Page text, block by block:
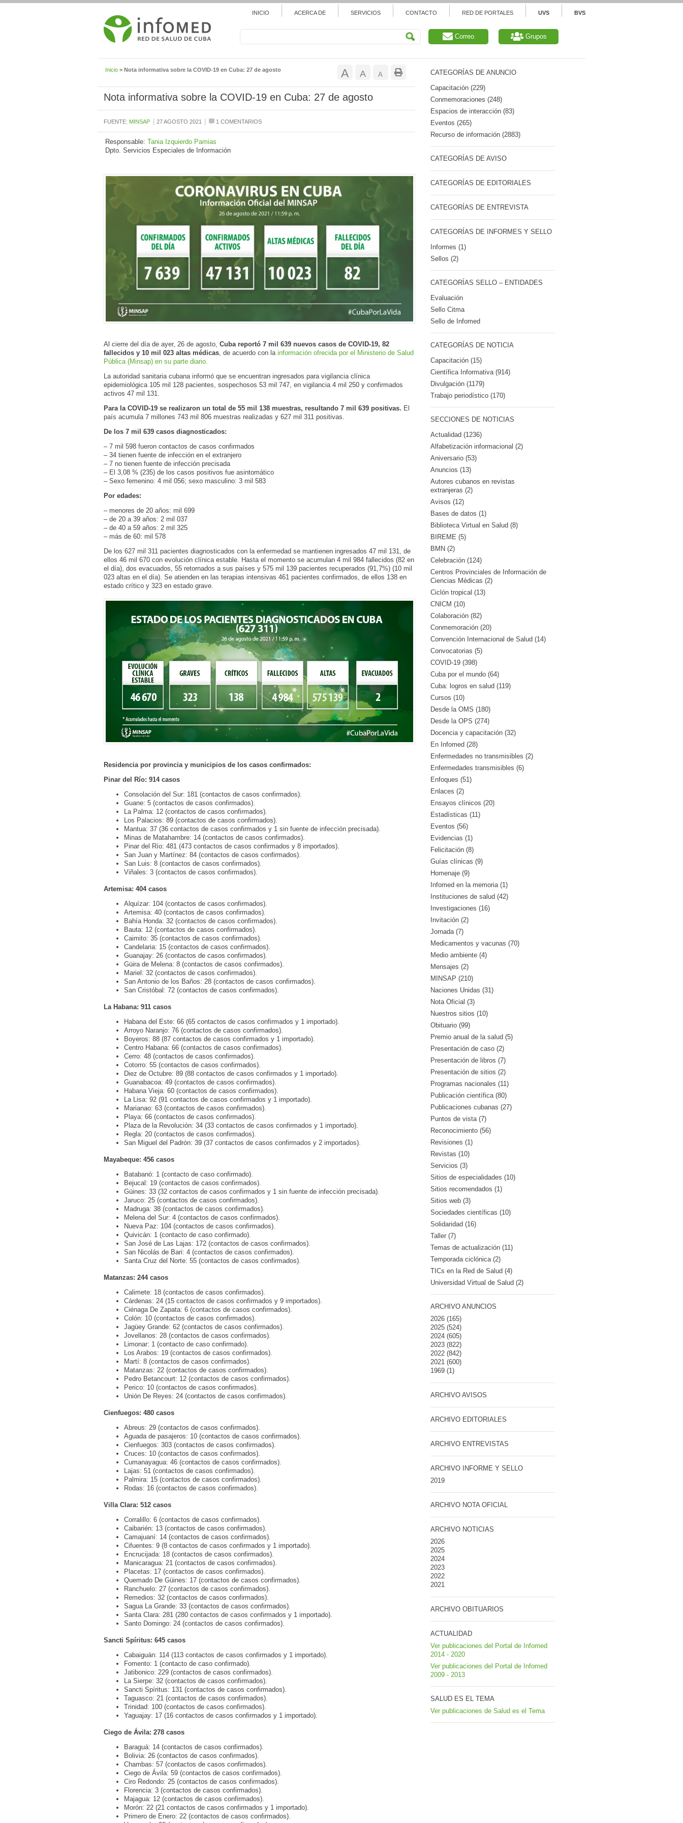
INICIO ACERCA DE SERVICIOS CONTACTO RED DE PORTALES UVS BVS
Correo Grupos
Inicio > Nota informativa sobre la COVID-19 en Cuba: 27 de agosto
A Reducir
ARestablecer
tamaño
de
fuente
AAumentar
tamaño
de
Nota informativa sobre la COVID-19 en Cuba: 27 de agosto
FUENTE: MINSAP 27 AGOSTO 2021 1 COMENTARIOS
Responsable: Tania Izquierdo Pamias
Dpto. Servicios Especiales de Información
Al cierre del día de ayer, 26 de agosto, Cuba reportó 7 mil 639 nuevos casos de COVID-19, 82
fallecidos y 10 mil 023 altas médicas, de acuerdo con la información ofrecida por el Ministerio de Salud
Pública (Minsap) en su parte diario.
La autoridad sanitaria cubana informó que se encuentran ingresados para vigilancia clínica
epidemiológica 105 mil 128 pacientes, sospechosos 53 mil 747, en vigilancia 4 mil 250 y confirmados
activos 47 mil 131.
Para la COVID-19 se realizaron un total de 55 mil 138 muestras, resultando 7 mil 639 positivas. El
país acumula 7 millones 743 mil 806 muestras realizadas y 627 mil 311 positivas.
De los 7 mil 639 casos diagnosticados:
– 7 mil 598 fueron contactos de casos confirmados
– 34 tienen fuente de infección en el extranjero
– 7 no tienen fuente de infección precisada
– El 3,08 % (235) de los casos positivos fue asintomático
– Sexo femenino: 4 mil 056; sexo masculino: 3 mil 583
Por edades:
– menores de 20 años: mil 699
– de 20 a 39 años: 2 mil 037
– de 40 a 59 años: 2 mil 325
– más de 60: mil 578
De los 627 mil 311 pacientes diagnosticados con la enfermedad se mantienen ingresados 47 mil 131, de
ellos 46 mil 670 con evolución clínica estable. Hasta el momento se acumulan 4 mil 984 fallecidos (82 en
el día), dos evacuados, 55 retornados a sus países y 575 mil 139 pacientes recuperados (91,7%) (10 mil
023 altas en el día). Se atienden en las terapias intensivas 461 pacientes confirmados, de ellos 138 en
estado crítico y 323 en estado grave.
Residencia por provincia y municipios de los casos confirmados:
Pinar del Río: 914 casos
Consolación del Sur: 181 (contactos de casos confirmados).
Guane: 5 (contactos de casos confirmados).
La Palma: 12 (contactos de casos confirmados).
Los Palacios: 89 (contactos de casos confirmados).
Mantua: 37 (36 contactos de casos confirmados y 1 sin fuente de infección precisada).
Minas de Matahambre: 14 (contactos de casos confirmados).
Pinar del Río: 481 (473 contactos de casos confirmados y 8 importados).
San Juan y Martínez: 84 (contactos de casos confirmados).
San Luis: 8 (contactos de casos confirmados).
Viñales: 3 (contactos de casos confirmados).
Artemisa: 404 casos
Alquízar: 104 (contactos de casos confirmados).
Artemisa: 40 (contactos de casos confirmados).
Bahía Honda: 32 (contactos de casos confirmados).
Bauta: 12 (contactos de casos confirmados).
Caimito: 35 (contactos de casos confirmados).
Candelaria: 15 (contactos de casos confirmados).
Guanajay: 26 (contactos de casos confirmados).
Güira de Melena: 8 (contactos de casos confirmados).
Mariel: 32 (contactos de casos confirmados).
San Antonio de los Baños: 28 (contactos de casos confirmados).
San Cristóbal: 72 (contactos de casos confirmados).
La Habana: 911 casos
Habana del Este: 66 (65 contactos de casos confirmados y 1 importado).
Arroyo Naranjo: 76 (contactos de casos confirmados).
Boyeros: 88 (87 contactos de casos confirmados y 1 importado).
Centro Habana: 66 (contactos de casos confirmados).
Cerro: 48 (contactos de casos confirmados).
Cotorro: 55 (contactos de casos confirmados).
Diez de Octubre: 89 (88 contactos de casos confirmados y 1 importado).
Guanabacoa: 49 (contactos de casos confirmados).
Habana Vieja: 60 (contactos de casos confirmados).
La Lisa: 92 (91 contactos de casos confirmados y 1 importado).
Marianao: 63 (contactos de casos confirmados).
Playa: 66 (contactos de casos confirmados).
Plaza de la Revolución: 34 (33 contactos de casos confirmados y 1 importado).
Regla: 20 (contactos de casos confirmados).
San Miguel del Padrón: 39 (37 contactos de casos confirmados y 2 importados).
Mayabeque: 456 casos
Batabanó: 1 (contacto de caso confirmado).
Bejucal: 19 (contactos de casos confirmados).
Güines: 33 (32 contactos de casos confirmados y 1 sin fuente de infección precisada).
Jaruco: 25 (contactos de casos confirmados).
Madruga: 38 (contactos de casos confirmados).
Melena del Sur: 4 (contactos de casos confirmados).
Nueva Paz: 104 (contactos de casos confirmados).
Quivicán: 1 (contacto de caso confirmado).
San José de Las Lajas: 172 (contactos de casos confirmados).
San Nicolás de Bari: 4 (contactos de casos confirmados).
Santa Cruz del Norte: 55 (contactos de casos confirmados).
Matanzas: 244 casos
Calimete: 18 (contactos de casos confirmados).
Cárdenas: 24 (15 contactos de casos confirmados y 9 importados).
Ciénaga De Zapata: 6 (contactos de casos confirmados).
Colón: 10 (contactos de casos confirmados).
Jagüey Grande: 62 (contactos de casos confirmados).
Jovellanos: 28 (contactos de casos confirmados).
Limonar: 1 (contacto de caso confirmado).
Los Arabos: 19 (contactos de casos confirmados).
Martí: 8 (contactos de casos confirmados).
Matanzas: 22 (contactos de casos confirmados).
Pedro Betancourt: 12 (contactos de casos confirmados).
Perico: 10 (contactos de casos confirmados).
Unión De Reyes: 24 (contactos de casos confirmados).
Cienfuegos: 480 casos
Abreus: 29 (contactos de casos confirmados).
Aguada de pasajeros: 10 (contactos de casos confirmados).
Cienfuegos: 303 (contactos de casos confirmados).
Cruces: 10 (contactos de casos confirmados).
Cumanayagua: 46 (contactos de casos confirmados).
Lajas: 51 (contactos de casos confirmados).
Palmira: 15 (contactos de casos confirmados).
Rodas: 16 (contactos de casos confirmados).
Villa Clara: 512 casos
Corralillo: 6 (contactos de casos confirmados).
Caibarién: 13 (contactos de casos confirmados).
Camajuaní: 14 (contactos de casos confirmados).
Cifuentes: 9 (8 contactos de casos confirmados y 1 importado).
Encrucijada: 18 (contactos de casos confirmados).
Manicaragua: 21 (contactos de casos confirmados).
Placetas: 17 (contactos de casos confirmados).
Quemado De Güines: 17 (contactos de casos confirmados).
Ranchuelo: 27 (contactos de casos confirmados).
Remedios: 32 (contactos de casos confirmados).
Sagua La Grande: 33 (contactos de casos confirmados).
Santa Clara: 281 (280 contactos de casos confirmados y 1 importado).
Santo Domingo: 24 (contactos de casos confirmados).
Sancti Spíritus: 645 casos
Cabaiguán: 114 (113 contactos de casos confirmados y 1 importado).
Fomento: 1 (contacto de caso confirmado).
Jatibonico: 229 (contactos de casos confirmados).
La Sierpe: 32 (contactos de casos confirmados).
Sancti Spíritus: 131 (contactos de casos confirmados).
Taguasco: 21 (contactos de casos confirmados).
Trinidad: 100 (contactos de casos confirmados).
Yaguajay: 17 (16 contactos de casos confirmados y 1 importado).
Ciego de Ávila: 278 casos
Baraguá: 14 (contactos de casos confirmados).
Bolivia: 26 (contactos de casos confirmados).
Chambas: 57 (contactos de casos confirmados).
Ciego de Ávila: 59 (contactos de casos confirmados).
Ciro Redondo: 25 (contactos de casos confirmados).
Florencia: 3 (contactos de casos confirmados).
Majagua: 12 (contactos de casos confirmados).
Morón: 22 (21 contactos de casos confirmados y 1 importado).
Primero de Enero: 22 (contactos de casos confirmados).
CATEGORÍAS DE ANUNCIO
Capacitación (229)
Conmemoraciones (248)
Espacios de interacción (83)
Eventos (265)
Recurso de información (2883)
CATEGORÍAS DE AVISO
CATEGORÍAS DE EDITORIALES
CATEGORÍAS DE ENTREVISTA
CATEGORÍAS DE INFORMES Y SELLO
Informes (1)
Sellos (2)
CATEGORÍAS SELLO – ENTIDADES
Evaluación
Sello Citma
Sello de Infomed
CATEGORÍAS DE NOTICIA
Capacitación (15)
Científica Informativa (914)
Divulgación (1179)
Trabajo periodístico (170)
SECCIONES DE NOTICIAS
Actualidad (1236)
Alfabetización informacional (2)
Aniversario (53)
Anuncios (13)
Autores cubanos en revistas
extranjeras (2)
Avisos (12)
Bases de datos (1)
Biblioteca Virtual en Salud (8)
BIREME (5)
BMN (2)
Celebración (124)
Centros Provinciales de Información de
Ciencias Médicas (2)
Ciclón tropical (13)
CNICM (10)
Colaboración (82)
Conmemoración (20)
Convención Internacional de Salud (14)
Convocatorias (5)
COVID-19 (398)
Cuba por el mundo (64)
Cuba: logros en salud (119)
Cursos (10)
Desde la OMS (180)
Desde la OPS (274)
Docencia y capacitación (32)
En Infomed (28)
Enfermedades no transmisibles (2)
Enfermedades transmisibles (6)
Enfoques (51)
Enlaces (2)
Ensayos clínicos (20)
Estadísticas (11)
Eventos (56)
Evidencias (1)
Felicitación (8)
Guías clínicas (9)
Homenaje (9)
Infomed en la memoria (1)
Instituciones de salud (42)
Investigaciones (16)
Invitación (2)
Jornada (7)
Medicamentos y vacunas (70)
Medio ambiente (4)
Mensajes (2)
MINSAP (210)
Naciones Unidas (31)
Nota Oficial (3)
Nuestros sitios (10)
Obituario (99)
Premio anual de la salud (5)
Presentación de caso (2)
Presentación de libros (7)
Presentación de sitios (2)
Programas nacionales (11)
Publicación científica (80)
Publicaciones cubanas (27)
Puntos de vista (7)
Reconocimiento (56)
Revisiones (1)
Revistas (10)
Servicios (3)
Sitios de especialidades (10)
Sitios recomendados (1)
Sitios web (3)
Sociedades científicas (10)
Solidaridad (16)
Taller (7)
Temas de actualización (11)
Temporada ciclónica (2)
TICs en la Red de Salud (4)
Universidad Virtual de Salud (2)
ARCHIVO ANUNCIOS
2026(165)
2025(524)
2024(605)
2023(822)
2022(842)
2021(600)
1969(1)
ARCHIVO AVISOS
ARCHIVO EDITORIALES
ARCHIVO ENTREVISTAS
ARCHIVO INFORME Y SELLO
2019
ARCHIVO NOTA OFICIAL
ARCHIVO NOTICIAS
2026
2025
2024
2023
2022
2021
ARCHIVO OBITUARIOS
ACTUALIDAD
Ver publicaciones del Portal de Infomed
2014 - 2020
Ver publicaciones del Portal de Infomed
2009 - 2013
SALUD ES EL TEMA
Ver publicaciones de Salud es el Tema